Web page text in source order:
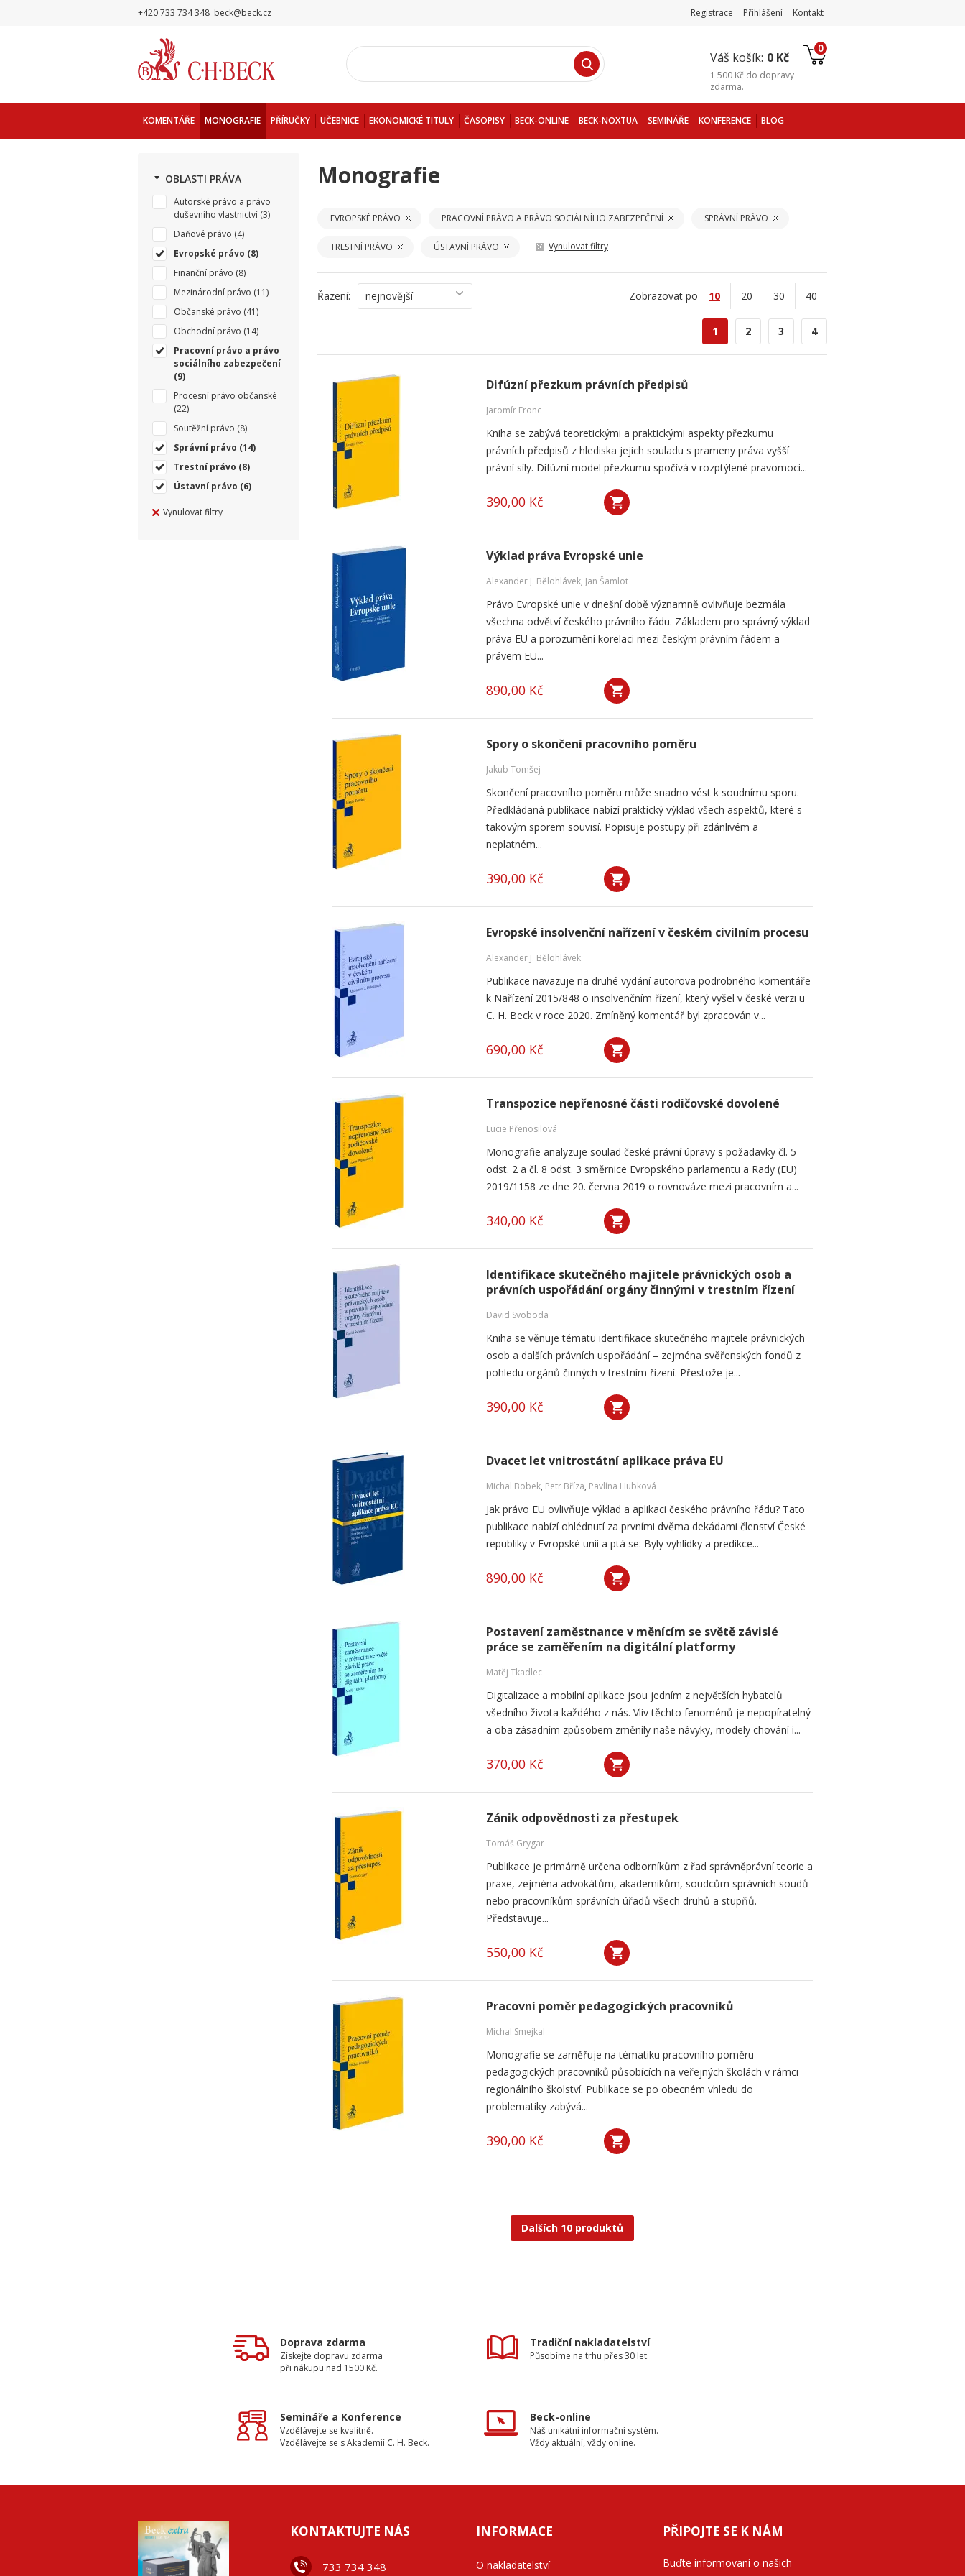
+420 733 734 348 beck@beck.cz Registrace Přihlášení Kontakt
Váš košík: 0 Kč
0
1 500 Kč do dopravy
zdarma.
KOMENTÁŘE MONOGRAFIE PŘÍRUČKY UČEBNICE EKONOMICKÉ TITULY ČASOPISY BECK-ONLINE BECK-NOXTUA SEMINÁŘE KONFERENCE BLOG
OBLASTI PRÁVA
Autorské právo a právo
duševního vlastnictví (3)
Daňové právo (4)
Evropské právo (8)
Finanční právo (8)
Mezinárodní právo (11)
Občanské právo (41)
Obchodní právo (14)
Pracovní právo a právo
sociálního zabezpečení
(9)
Procesní právo občanské
(22)
Soutěžní právo (8)
Správní právo (14)
Trestní právo (8)
Ústavní právo (6)
Vynulovat filtry
Monografie
EVROPSKÉ PRÁVO PRACOVNÍ PRÁVO A PRÁVO SOCIÁLNÍHO ZABEZPEČENÍ SPRÁVNÍ PRÁVO
TRESTNÍ PRÁVO ÚSTAVNÍ PRÁVO Vynulovat filtry
Řazení: nejnovější Zobrazovat po 10 20 30 40
1 2 3 4
Difúzní přezkum právních předpisů
Jaromír Fronc
Kniha se zabývá teoretickými a praktickými aspekty přezkumu
právních předpisů z hlediska jejich souladu s prameny práva vyšší
právní síly. Difúzní model přezkumu spočívá v rozptýlené pravomoci...
390,00 Kč
Výklad práva Evropské unie
Alexander J. Bělohlávek, Jan Šamlot
Právo Evropské unie v dnešní době významně ovlivňuje bezmála
všechna odvětví českého právního řádu. Základem pro správný výklad
práva EU a porozumění korelaci mezi českým právním řádem a
právem EU...
890,00 Kč
Spory o skončení pracovního poměru
Jakub Tomšej
Skončení pracovního poměru může snadno vést k soudnímu sporu.
Předkládaná publikace nabízí praktický výklad všech aspektů, které s
takovým sporem souvisí. Popisuje postupy při zdánlivém a
neplatném...
390,00 Kč
Evropské insolvenční nařízení v českém civilním procesu
Alexander J. Bělohlávek
Publikace navazuje na druhé vydání autorova podrobného komentáře
k Nařízení 2015/848 o insolvenčním řízení, který vyšel v české verzi u
C. H. Beck v roce 2020. Zmíněný komentář byl zpracován v...
690,00 Kč
Transpozice nepřenosné části rodičovské dovolené
Lucie Přenosilová
Monografie analyzuje soulad české právní úpravy s požadavky čl. 5
odst. 2 a čl. 8 odst. 3 směrnice Evropského parlamentu a Rady (EU)
2019/1158 ze dne 20. června 2019 o rovnováze mezi pracovním a...
340,00 Kč
Identifikace skutečného majitele právnických osob a
právních uspořádání orgány činnými v trestním řízení
David Svoboda
Kniha se věnuje tématu identifikace skutečného majitele právnických
osob a dalších právních uspořádání – zejména svěřenských fondů z
pohledu orgánů činných v trestním řízení. Přestože je...
390,00 Kč
Dvacet let vnitrostátní aplikace práva EU
Michal Bobek, Petr Bříza, Pavlína Hubková
Jak právo EU ovlivňuje výklad a aplikaci českého právního řádu? Tato
publikace nabízí ohlédnutí za prvními dvěma dekádami členství České
republiky v Evropské unii a ptá se: Byly vyhlídky a predikce...
890,00 Kč
Postavení zaměstnance v měnícím se světě závislé
práce se zaměřením na digitální platformy
Matěj Tkadlec
Digitalizace a mobilní aplikace jsou jedním z největších hybatelů
všedního života každého z nás. Vliv těchto fenoménů je nepopíratelný
a oba zásadním způsobem změnily naše návyky, modely chování i...
370,00 Kč
Zánik odpovědnosti za přestupek
Tomáš Grygar
Publikace je primárně určena odborníkům z řad správněprávní teorie a
praxe, zejména advokátům, akademikům, soudcům správních soudů
nebo pracovníkům správních úřadů všech druhů a stupňů.
Představuje...
550,00 Kč
Pracovní poměr pedagogických pracovníků
Michal Smejkal
Monografie se zaměřuje na tématiku pracovního poměru
pedagogických pracovníků působících na veřejných školách v rámci
regionálního školství. Publikace se po obecném vhledu do
problematiky zabývá...
390,00 Kč
Dalších 10 produktů
Doprava zdarma
Získejte dopravu zdarma
při nákupu nad 1500 Kč.
Tradiční nakladatelství
Působíme na trhu přes 30 let.
Semináře a Konference
Vzdělávejte se kvalitně.
Vzdělávejte se s Akademií C. H. Beck.
Beck-online
Náš unikátní informační systém.
Vždy aktuální, vždy online.
KONTAKTUJTE NÁS
733 734 348
INFORMACE
O nakladatelství
PŘIPOJTE SE K NÁM
Buďte informovaní o našich